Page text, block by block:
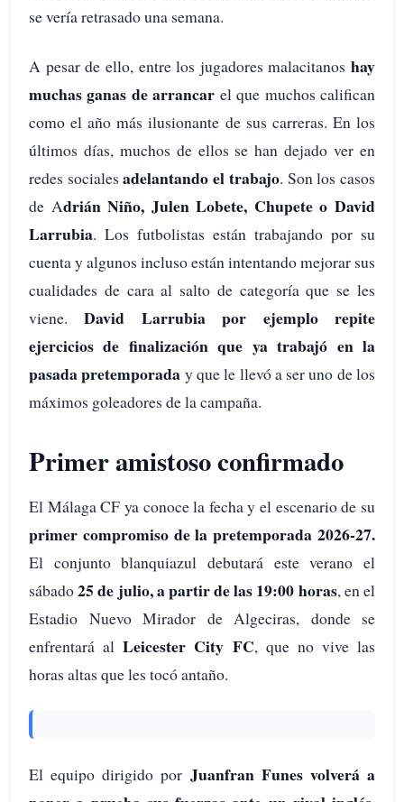
se vería retrasado una semana.
A pesar de ello, entre los jugadores malacitanos hay
muchas ganas de arrancar el que muchos califican
como el año más ilusionante de sus carreras. En los
últimos días, muchos de ellos se han dejado ver en
redes sociales adelantando el trabajo. Son los casos
de Adrián Niño, Julen Lobete, Chupete o David
Larrubia. Los futbolistas están trabajando por su
cuenta y algunos incluso están intentando mejorar sus
cualidades de cara al salto de categoría que se les
viene.David Larrubia por ejemplo repite
ejercicios de finalización que ya trabajó en la
pasada pretemporada y que le llevó a ser uno de los
máximos goleadores de la campaña.
Primer amistoso confirmado
El Málaga CF ya conoce la fecha y el escenario de su
primer compromiso de la pretemporada 2026-27.
El conjunto blanquiazul debutará este verano el
sábado25 de julio, a partir de las 19:00 horas, en el
Estadio Nuevo Mirador de Algeciras, donde se
enfrentará alLeicester City FC, que no vive las
horas altas que les tocó antaño.
El equipo dirigido por Juanfran Funes volverá a